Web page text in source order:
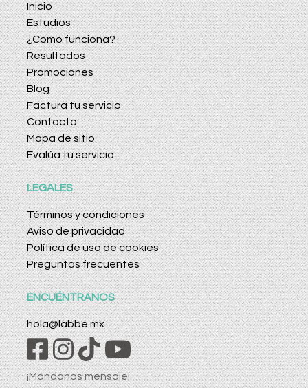
Inicio
Estudios
¿Cómo funciona?
Resultados
Promociones
Blog
Factura tu servicio
Contacto
Mapa de sitio
Evalúa tu servicio
LEGALES
Términos y condiciones
Aviso de privacidad
Política de uso de cookies
Preguntas frecuentes
ENCUÉNTRANOS
hola@labbe.mx
¡Mándanos mensaje!